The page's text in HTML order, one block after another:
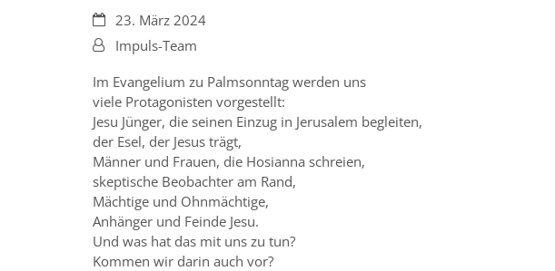
Datum:23. März 2024
Von:Impuls-Team
Im Evangelium zu Palmsonntag werden uns
viele Protagonisten vorgestellt:
Jesu Jünger, die seinen Einzug in Jerusalem begleiten,
der Esel, der Jesus trägt,
Männer und Frauen, die Hosianna schreien,
skeptische Beobachter am Rand,
Mächtige und Ohnmächtige,
Anhänger und Feinde Jesu.
Und was hat das mit uns zu tun?
Kommen wir darin auch vor?